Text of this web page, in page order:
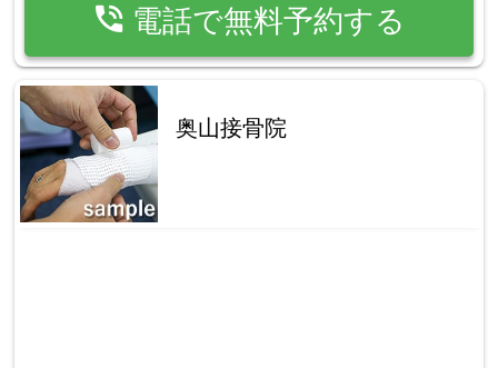
phone_in_talk 電話で無料予約する
奥山接骨院